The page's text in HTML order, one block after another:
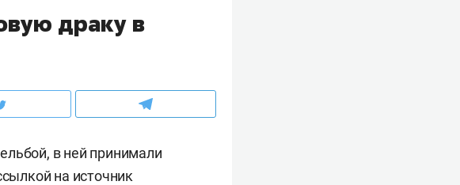
драку в
в ней принимали
на источник